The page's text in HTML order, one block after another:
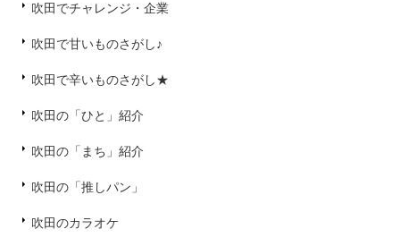
吹田でチャレンジ・企業
吹田で甘いものさがし♪
吹田で辛いものさがし★
吹田の「ひと」紹介
吹田の「まち」紹介
吹田の「推しパン」
吹田のカラオケ